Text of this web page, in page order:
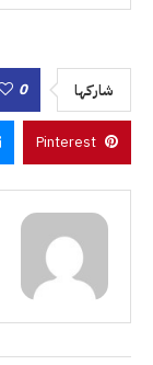
شاركها 0
Pinterest